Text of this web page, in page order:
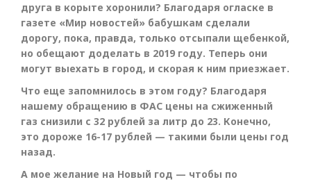
друга в корыте хоронили? Благодаря огласке в
газете «Мир новостей» бабушкам сделали
дорогу, пока, правда, только отсыпали щебенкой,
но обещают доделать в 2019 году. Теперь они
могут выехать в город, и скорая к ним приезжает.
Что еще запомнилось в этом году? Благодаря
нашему обращению в ФАС цены на сжиженный
газ снизили с 32 рублей за литр до 23. Конечно,
это дороже 16-17 рублей — такими были цены год
назад.
А мое желание на Новый год — чтобы по